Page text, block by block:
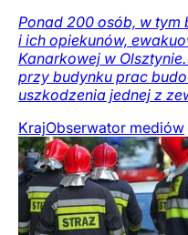
Ponad 200 osób, w tym
i ich opiekunów,
Kanarkowej w
przy budynku prac
uszkodzenia jednej z
KrajObserwator mediów